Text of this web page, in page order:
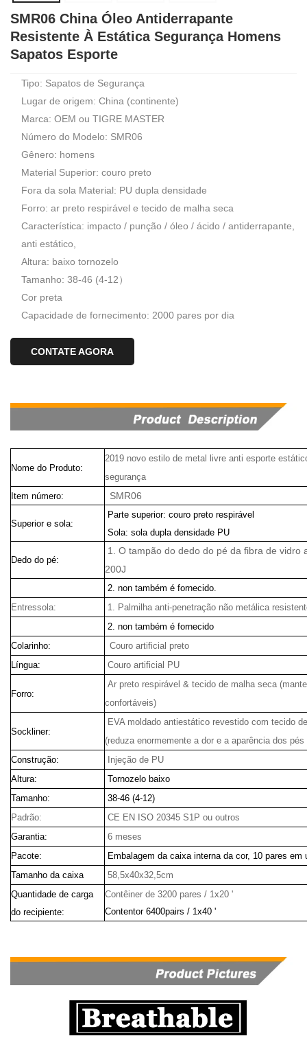
SMR06 China Óleo Antiderrapante
Resistente À Estática Segurança Homens
Sapatos Esporte
Tipo: Sapatos de Segurança
Lugar de origem: China (continente)
Marca: OEM ou TIGRE MASTER
Número do Modelo: SMR06
Gênero: homens
Material Superior: couro preto
Fora da sola Material: PU dupla densidade
Forro: ar preto respirável e tecido de malha seca
Característica: impacto / punção / óleo / ácido / antiderrapante,
anti estático,
Altura: baixo tornozelo
Tamanho: 38-46 (4-12）
Cor preta
Capacidade de fornecimento: 2000 pares por dia
CONTATE AGORA
Nome do Produto:
2019 novo estilo de metal livre anti esporte
segurança
Item número:
SMR06
Superior e sola:
Parte superior: couro preto respirável
Sola: sola dupla densidade PU
Dedo do pé:
1. O tampão do dedo do pé da fibra de vidro
200J
2. non também é fornecido.
Entressola:
1. Palmilha anti-penetração não metálica
2. non também é fornecido
Colarinho:
Couro artificial preto
Língua:
Couro artificial PU
Forro:
Ar preto respirável & tecido de malha seca
confortáveis)
Sockliner:
EVA moldado antiestático revestido com tecido
(reduza enormemente a dor e a aparência dos
Construção:
Injeção de PU
Altura:
Tornozelo baixo
Tamanho:
38-46 (4-12)
Padrão:
CE EN ISO 20345 S1P ou outros
Garantia:
6 meses
Pacote:
Embalagem da caixa interna da cor, 10 pares em
Tamanho da caixa
58,5x40x32,5cm
Quantidade de carga
do recipiente:
Contêiner de 3200 pares / 1x20 '
Contentor 6400pairs / 1x40 '